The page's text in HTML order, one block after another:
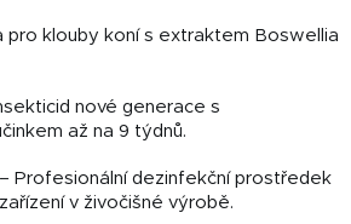
pro klouby koní s extraktem Boswellia
nové generace s
až na 9 týdnů.
– Profesionální dezinfekční prostředek
v živočišné výrobě.